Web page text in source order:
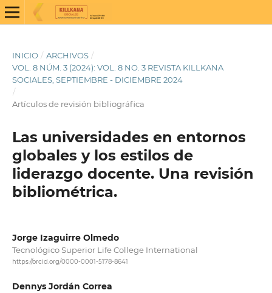
INICIO / ARCHIVOS /
VOL. 8 NÚM. 3 (2024): VOL. 8 NO. 3 REVISTA KILLKANA
SOCIALES, SEPTIEMBRE - DICIEMBRE 2024
/
Artículos de revisión bibliográfica
Las universidades en entornos
globales y los estilos de
liderazgo docente. Una revisión
bibliométrica.
Jorge Izaguirre Olmedo
Tecnológico Superior Life College International
https://orcid.org/0000-0001-5178-8641
Dennys Jordán Correa